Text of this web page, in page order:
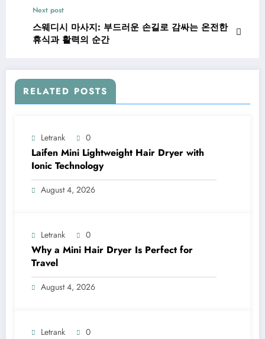
Next post
스웨디시 마사지: 부드러운 손길로 감싸는 온전한
휴식과 활력의 순간
RELATED POSTS
Letrank 0
Laifen Mini Lightweight Hair Dryer with
Ionic Technology
August 4, 2026
Letrank 0
Why a Mini Hair Dryer Is Perfect for
Travel
August 4, 2026
Letrank 0